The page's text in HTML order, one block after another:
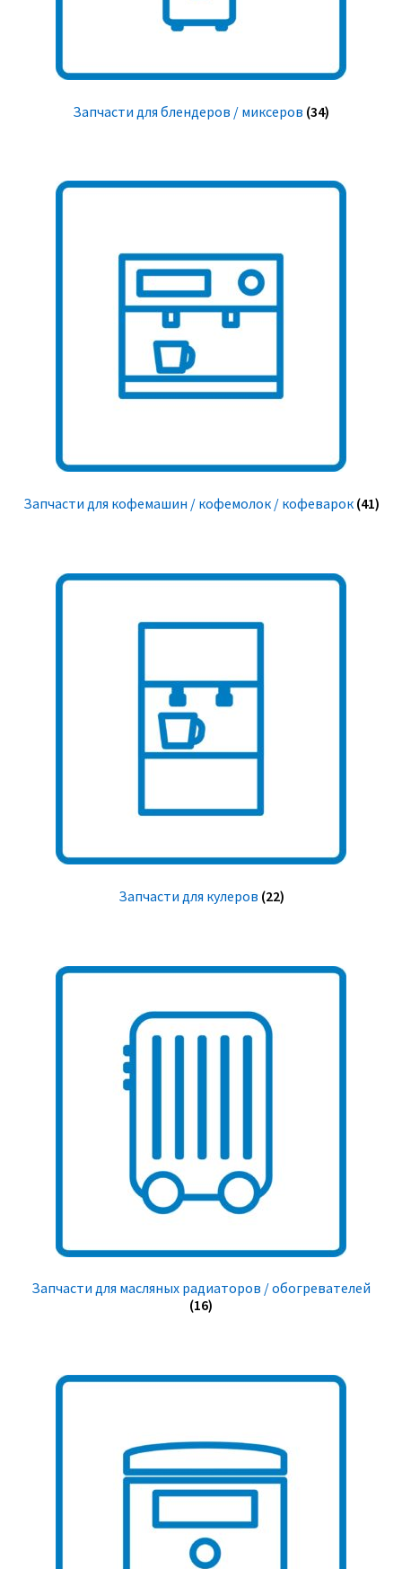
Запчасти для блендеров / миксеров (34)
Запчасти для кофемашин / кофемолок / кофеварок (41)
Запчасти для кулеров (22)
Запчасти для масляных радиаторов / обогревателей
(16)